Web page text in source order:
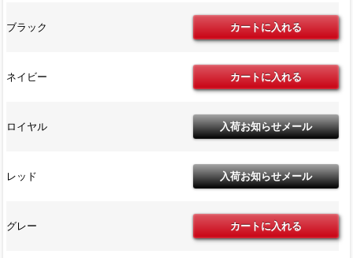
ブラック
ネイビー
ロイヤル
レッド
グレー